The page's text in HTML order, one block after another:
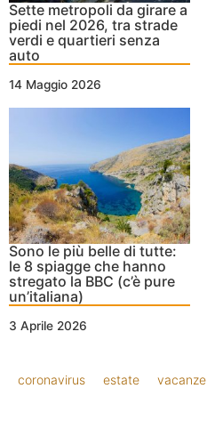
Sette metropoli da girare a
piedi nel 2026, tra strade
verdi e quartieri senza
auto
14 Maggio 2026
Sono le più belle di tutte:
le 8 spiagge che hanno
stregato la BBC (c’è pure
un’italiana)
3 Aprile 2026
coronavirus estate vacanze